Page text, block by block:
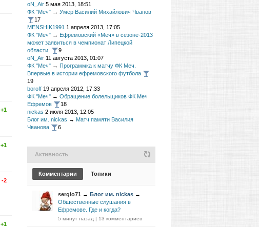
+1
+1
-2
+1
oN_Air 5 мая 2013, 18:51
ФК "Меч" → Умер Василий Михайлович Чванов
17
MENSHIK1991 1 апреля 2013, 17:05
ФК "Меч" → Ефремовский «Меч» в сезоне-2013
может заявиться в чемпионат Липецкой
области.
9
oN_Air 11 августа 2013, 01:07
ФК "Меч" → Программка к матчу ФК Меч.
Впервые в истории ефремовского футбола
19
boroff 19 апреля 2012, 17:33
ФК "Меч" → Обращение болельщиков ФК Меч
Ефремов
18
nickas 2 июля 2013, 12:05
Блог им. nickas → Матч памяти Василия
Чванова
6
Активность
Комментарии Топики
sergio71 → Блог им. nickas →
Общественные слушания в
Ефремове. Где и когда?
5 минут назад | 13 комментариев